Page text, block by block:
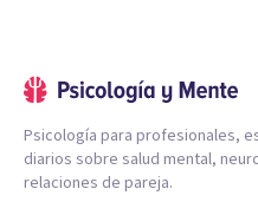
Psicología para profesionales,
diarios sobre salud mental,
relaciones de pareja.